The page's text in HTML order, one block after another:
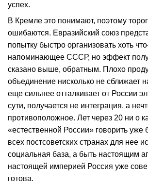
успех.
В Кремле это понимают, поэтому
ошибаются. Евразийский союз
попытку быстро организовать хоть
напоминающее СССР, но эффект
сказано выше, обратным. Плохо
объединение нисколько не сближает
еще сильнее отталкивает от России
сути, получается не интеграция, а
противоположное. Лет через 20 ни о
«естественной России» говорить уже
всех постсоветских странах для нее
социальная база, а быть настоящим
настоящей империей Россия уже
готова.